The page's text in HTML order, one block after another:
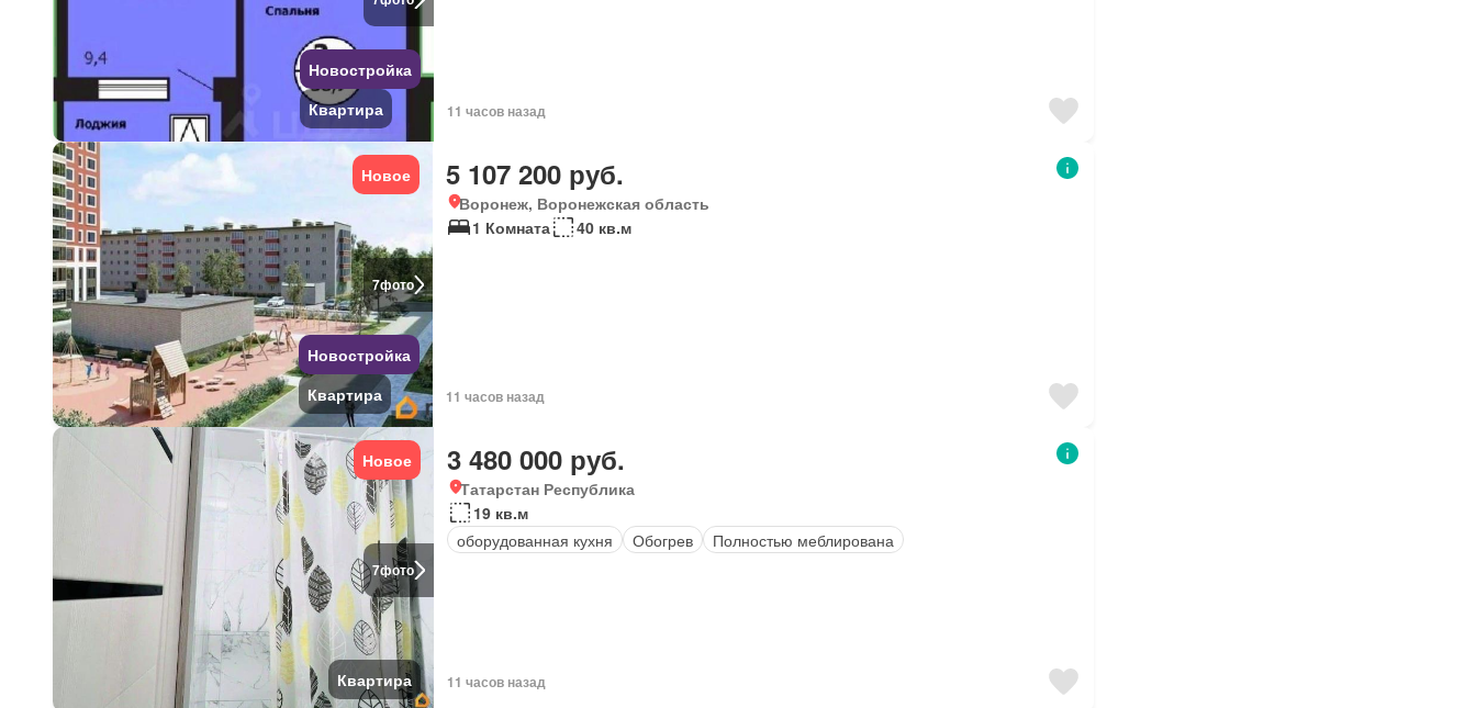
Новостройка
Квартира
11 часов назад
7фото
Новое
Новостройка
Квартира
5 107 200 руб.
Воронеж, Воронежская область
1 Комната
40 кв.м
11 часов назад
7фото
Новое
Квартира
3 480 000 руб.
Татарстан Республика
19 кв.м
оборудованная кухня
Обогрев Полностью меблирована
11 часов назад